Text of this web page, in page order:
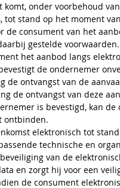
komt, onder voorbehoud
tot stand op het moment van
de consument van het
gestelde voorwaarden.
het aanbod langs
de ondernemer
de ontvangst van de
de ontvangst van deze
is bevestigd, kan de
ontbinden.
elektronisch tot
technische en
van de
en zorgt hij voor een
de consument